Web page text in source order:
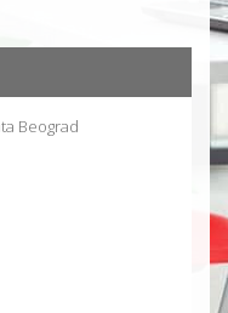
Beograd